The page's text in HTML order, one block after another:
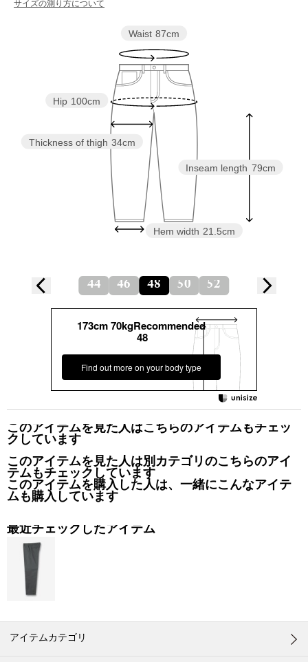
サイズの測り方について
Inseam length 79cm
Hem width 21.5cm
Thickness of thigh 34cm
Hip 100cm
Waist 87cm
44 46 48 50 52
173cm 70kgRecommended
48
Find out more on your body type
このアイテムを見た人はこちらのアイテムもチェッ
クしています
このアイテムを見た人は別カテゴリのこちらのアイ
テムもチェックしています
このアイテムを購入した人は、一緒にこんなアイテ
ムも購入しています
最近チェックしたアイテム
アイテムカテゴリ